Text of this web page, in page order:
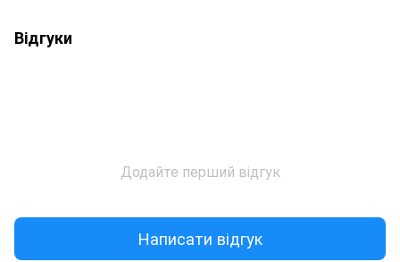
Відгуки
Додайте перший відгук
Написати відгук